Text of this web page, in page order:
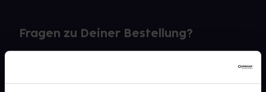
Fragen zu Deiner Bestellung?